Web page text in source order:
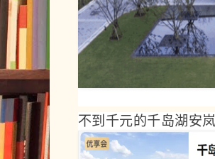
不到千元的千岛湖安